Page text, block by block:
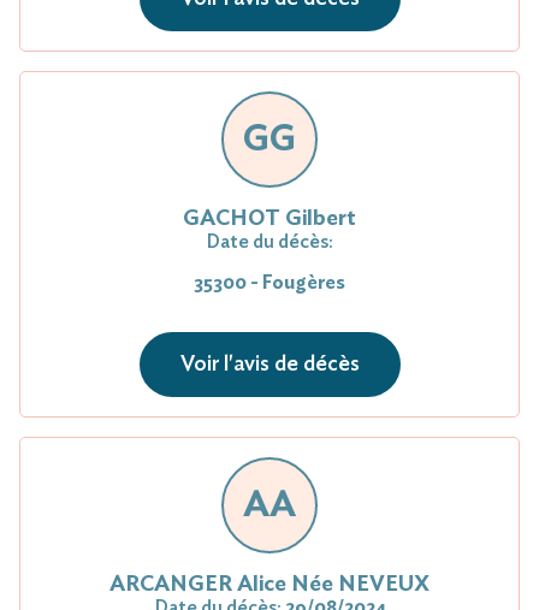
GG
GACHOT Gilbert
Date du décès:
35300 - Fougères
Voir l'avis de décès
AA
ARCANGER Alice Née NEVEUX